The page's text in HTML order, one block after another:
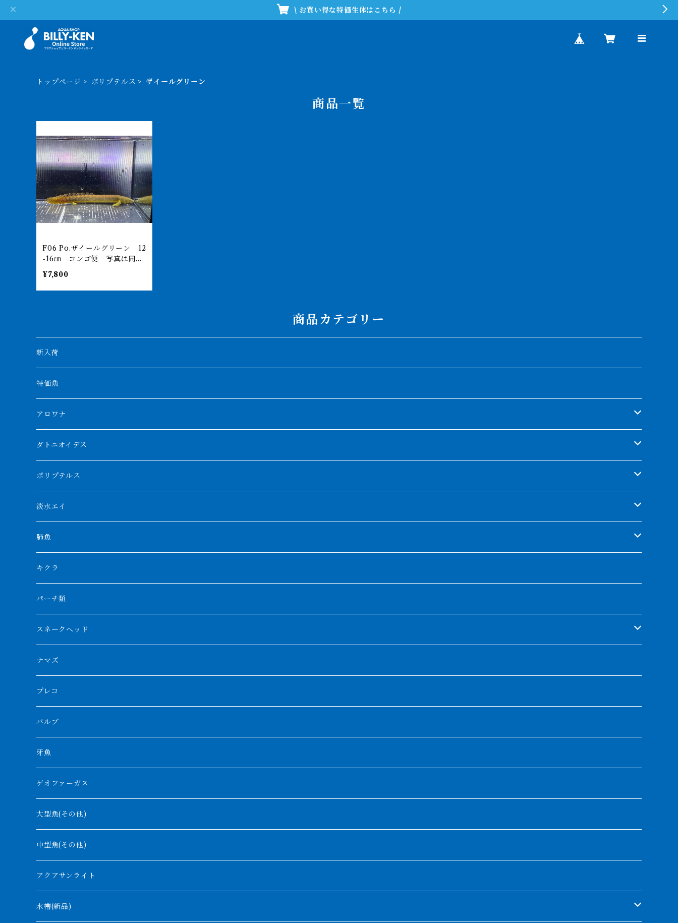
\ お買い得な特価生体はこちら /
トップページ ポリプテルス ザイールグリーン
商品一覧
F06 Po.ザイールグリーン 12
-16㎝ コンゴ便 写真は同ロ
ット 薬浴完了済
¥7,800
商品カテゴリー
新入荷
特価魚
アロワナ
クンパイ
アブソリュートレッド
AGUS スーパーレッドF4
特殊アロワナ
厳選 過背金龍
フルゴールデンクロスバック
ブルーベースクロスバック
BILLY-KENオリジナルブランド紅龍
チョッパーレッド
ブルレッド
その他アジアアロワナ
特殊個体
紅龍
バンジャール
シルバーアロワナ
ブラックアロワナ
ノーザンバラムンディ
その他アロワナ
ダトニオイデス
シャムタイガー
特殊ダトニオ
ダトニオプラスワン
リアルバンド
フォークバンド
フォーバータイガー
メニーバータイガー
ニューギニアダトニオ
ポリプテルス
モンスターポリプ
特殊ポリプ
プラチナ個体
ショート個体
ハイブリッドポリプ
エンドリケリー
ギニア
ナイジェリア
ナイルビチャー
ナポレオンビチャー
バロ川
ビキールビキール
トゥルカナ湖
オモ川
タンガニーカビチャー
アンソルギー
コウロントン
ラプラディ
ギニア
ナイジェリア
コンギクス
オルナティピンニス
コンゴ
タンガニーカ
ウィークシー
モケレンベンベ
淡水エイ
シナガワダイヤ
ダイヤモンドポルカ
クロコダイル
その他淡水エイ
肺魚
ネオケラ
その他肺魚
キクラ
パーチ類
スネークヘッド
チャンナバルカ
大型スネークヘッド
中型スネークヘッド
小型スネークヘッド
ナマズ
プレコ
バルブ
牙魚
ゲオファーガス
大型魚(その他)
中型魚(その他)
アクアサンライト
水槽(新品)